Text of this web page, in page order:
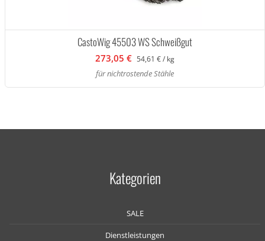
CastoWig 45503 WS Schweißgut
273,05 € 54,61 € / kg
für nichtrostende Stähle
Kategorien
SALE
Dienstleistungen